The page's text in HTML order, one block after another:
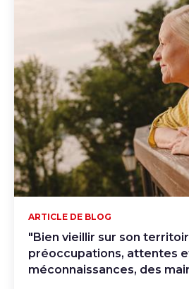
"Bien vieillir sur son
préoccupations, attentes
méconnaissances, des
ARTICLE DE BLOG